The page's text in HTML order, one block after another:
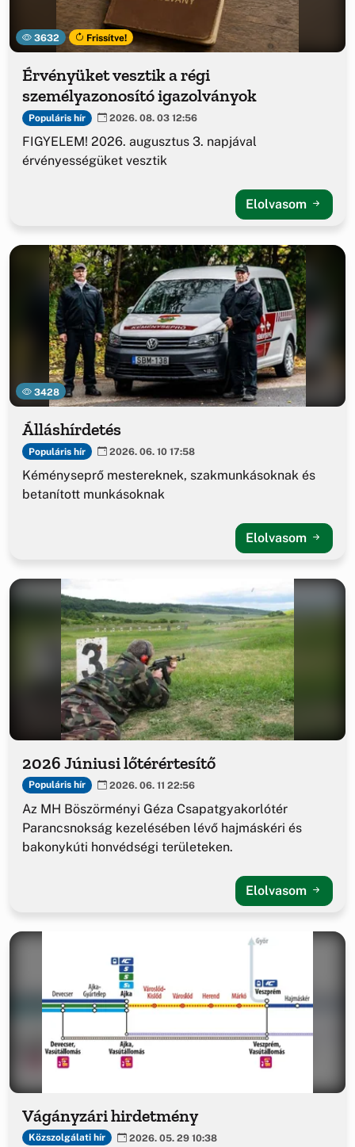
3632 Frissítve!
Érvényüket vesztik a régi
személyazonosító igazolványok
Populáris hír 2026. 08. 03 12:56
FIGYELEM! 2026. augusztus 3. napjával
érvényességüket vesztik
Elolvasom
3428
Álláshírdetés
Populáris hír 2026. 06. 10 17:58
Kéményseprő mestereknek, szakmunkásoknak és
betanított munkásoknak
Elolvasom
2026 Júniusi lőtérértesítő
Populáris hír 2026. 06. 11 22:56
Az MH Böszörményi Géza Csapatgyakorlótér
Parancsnokság kezelésében lévő hajmáskéri és
bakonykúti honvédségi területeken.
Elolvasom
Vágányzári hirdetmény
Közszolgálati hír 2026. 05. 29 10:38